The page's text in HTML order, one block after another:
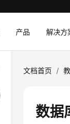
产品 解决方
文档首页 /
数据